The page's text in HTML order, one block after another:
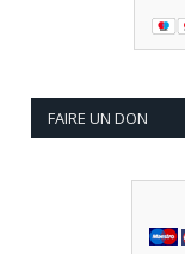
FAIRE UN DON